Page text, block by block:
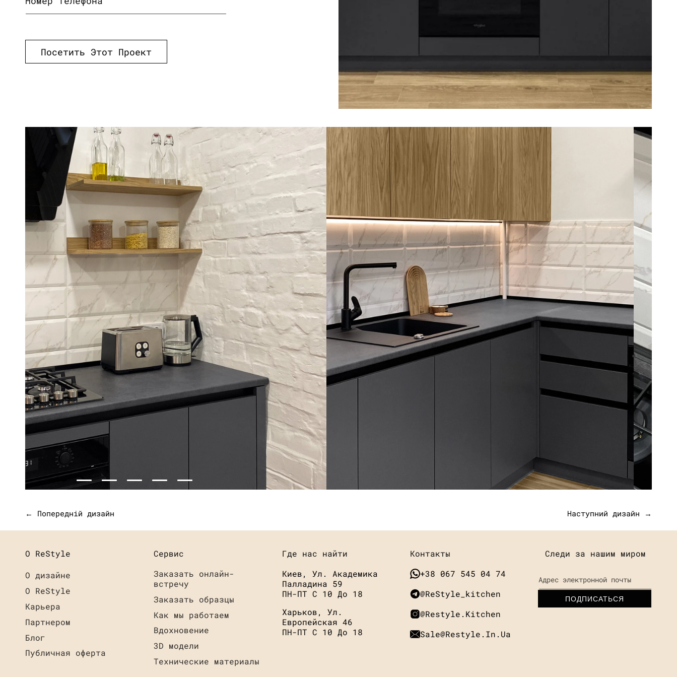
Посетить Этот Проект
← Попередній дизайн Наступний дизайн →
О ReStyle
О дизайне
О ReStyle
Карьера
Партнером
Блог
Публичная оферта
Сервис
Заказать онлайн-
встречу
Заказать образцы
Как мы работаем
Вдохновение
3D модели
Технические материалы
Где нас найти
Киев, Ул. Академика
Палладина 59
ПН-ПТ С 10 До 18
Харьков, Ул.
Европейская 46
ПН-ПТ С 10 До 18
Контакты
+38 067 545 04 74
@ReStyle_kitchen
@restyle.kitchen
Sale@restyle.in.ua
Следи за нашим миром
Адрес электронной почты
ПОДПИСАТЬСЯ